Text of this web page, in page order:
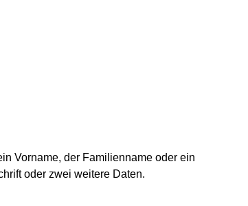
Vorname, der Familienname oder ein
oder zwei weitere Daten.